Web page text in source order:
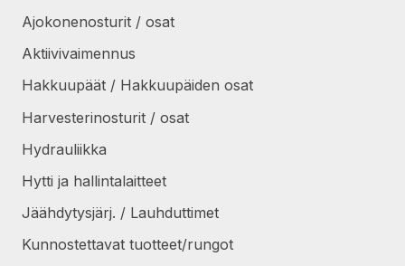
Ajokonenosturit / osat
Aktiivivaimennus
Hakkuupäät / Hakkuupäiden osat
Harvesterinosturit / osat
Hydrauliikka
Hytti ja hallintalaitteet
Jäähdytysjärj. / Lauhduttimet
Kunnostettavat tuotteet/rungot